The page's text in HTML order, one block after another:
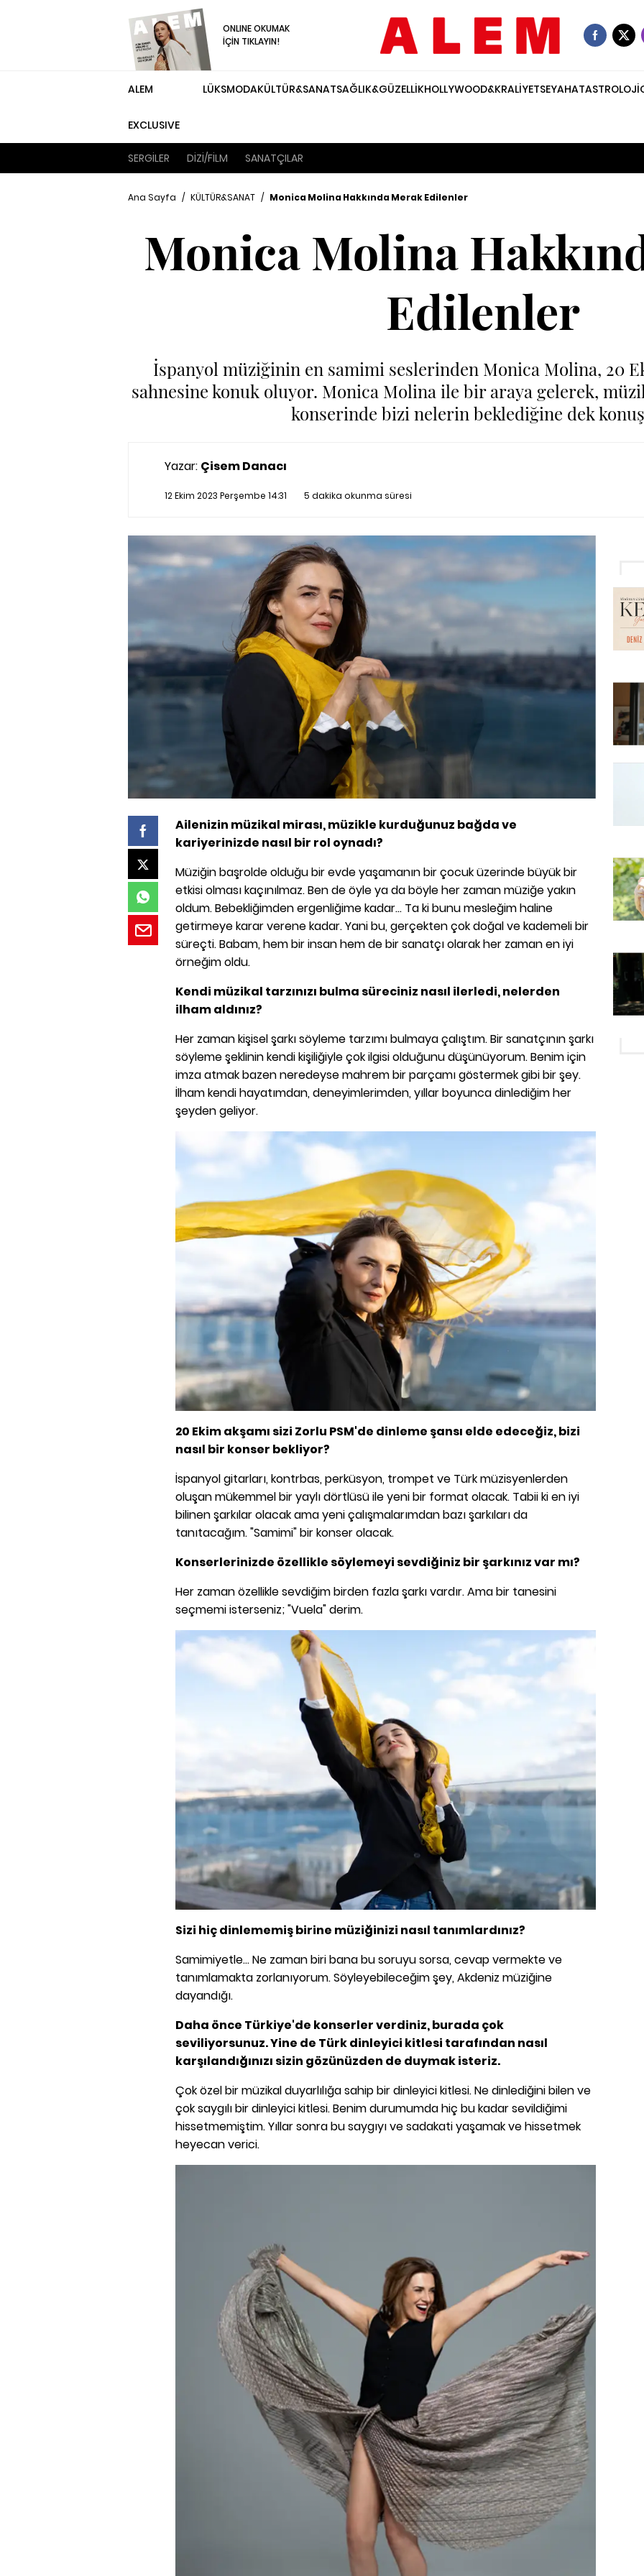
ONLINE OKUMAK
İÇİN TIKLAYIN!
ALEM
EXCLUSIVE
LÜKSMODAKÜLTÜR&SANATSAĞLIK&GÜZELLİKHOLLYWOOD&KRALİYETSEYAHATASTROLOJİ
SERGİLER DİZİ/FİLM SANATÇILAR
Ana Sayfa / KÜLTÜR&SANAT / Monica Molina Hakkında Merak Edilenler
Monica Molina
Edilenler
İspanyol müziğinin en samimi seslerinden Monica Molina, 20
sahnesine konuk oluyor. Monica Molina ile bir araya gelerek,
konserinde bizi nelerin beklediğine dek
Yazar: Çisem Danacı
12 Ekim 2023 Perşembe 14:31 5 dakika okunma süresi
Ailenizin müzikal mirası, müzikle kurduğunuz bağda ve
kariyerinizde nasıl bir rol oynadı?
Müziğin başrolde olduğu bir evde yaşamanın bir çocuk üzerinde büyük bir
etkisi olması kaçınılmaz. Ben de öyle ya da böyle her zaman müziğe yakın
oldum. Bebekliğimden ergenliğime kadar... Ta ki bunu mesleğim haline
getirmeye karar verene kadar. Yani bu, gerçekten çok doğal ve kademeli bir
süreçti. Babam, hem bir insan hem de bir sanatçı olarak her zaman en iyi
örneğim oldu.
Kendi müzikal tarzınızı bulma süreciniz nasıl ilerledi, nelerden
ilham aldınız?
Her zaman kişisel şarkı söyleme tarzımı bulmaya çalıştım. Bir sanatçının şarkı
söyleme şeklinin kendi kişiliğiyle çok ilgisi olduğunu düşünüyorum. Benim için
imza atmak bazen neredeyse mahrem bir parçamı göstermek gibi bir şey.
İlham kendi hayatımdan, deneyimlerimden, yıllar boyunca dinlediğim her
şeyden geliyor.
20 Ekim akşamı sizi Zorlu PSM'de dinleme şansı elde edeceğiz, bizi
nasıl bir konser bekliyor?
İspanyol gitarları, kontrbas, perküsyon, trompet ve Türk müzisyenlerden
oluşan mükemmel bir yaylı dörtlüsü ile yeni bir format olacak. Tabii ki en iyi
bilinen şarkılar olacak ama yeni çalışmalarımdan bazı şarkıları da
tanıtacağım. "Samimi" bir konser olacak.
Konserlerinizde özellikle söylemeyi sevdiğiniz bir şarkınız var mı?
Her zaman özellikle sevdiğim birden fazla şarkı vardır. Ama bir tanesini
seçmemi isterseniz; "Vuela" derim.
Sizi hiç dinlememiş birine müziğinizi nasıl tanımlardınız?
Samimiyetle... Ne zaman biri bana bu soruyu sorsa, cevap vermekte ve
tanımlamakta zorlanıyorum. Söyleyebileceğim şey, Akdeniz müziğine
dayandığı.
Daha önce Türkiye'de konserler verdiniz, burada çok
seviliyorsunuz. Yine de Türk dinleyici kitlesi tarafından nasıl
karşılandığınızı sizin gözünüzden de duymak isteriz.
Çok özel bir müzikal duyarlılığa sahip bir dinleyici kitlesi. Ne dinlediğini bilen ve
çok saygılı bir dinleyici kitlesi. Benim durumumda hiç bu kadar sevildiğimi
hissetmemiştim. Yıllar sonra bu saygıyı ve sadakati yaşamak ve hissetmek
heyecan verici.